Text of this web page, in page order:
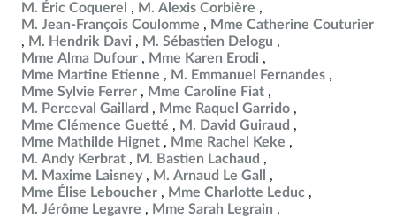
M. Éric Coquerel
M. Alexis Corbière
M. Jean-François Coulomme
Mme Catherine Couturier
M. Hendrik Davi
M. Sébastien Delogu
Mme Alma Dufour
Mme Karen Erodi
Mme Martine Etienne
M. Emmanuel Fernandes
Mme Sylvie Ferrer
Mme Caroline Fiat
M. Perceval Gaillard
Mme Raquel Garrido
Mme Clémence Guetté
M. David Guiraud
Mme Mathilde Hignet
Mme Rachel Keke
M. Andy Kerbrat
M. Bastien Lachaud
M. Maxime Laisney
M. Arnaud Le Gall
Mme Élise Leboucher
Mme Charlotte Leduc
M. Jérôme Legavre
Mme Sarah Legrain